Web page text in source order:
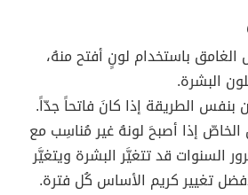
باستخدام لونٍ أفتح منهُ،
البشرة.
بنفس الطريقة إذا كانَ فاتحاً جدّاً.
إذا أصبحَ لونهُ غير مُناسِب مع
السنوات قد تتغيَّر البشرة ويتغيَّر
تغيير كريم الأساس كُل فترة.